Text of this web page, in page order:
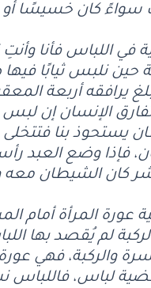
سواءً كان خسيسًا
في اللباس فأنا وأنتِ
حين نلبس ثيابًا
يرافقه أربعة
الإنسان إن لبس
يستحوذ بنا
فإذا وضع العبد
كان الشيطان معه
المرأة أمام
لم يُقصد بها
والركبة، فهي
لباس، فاللباس